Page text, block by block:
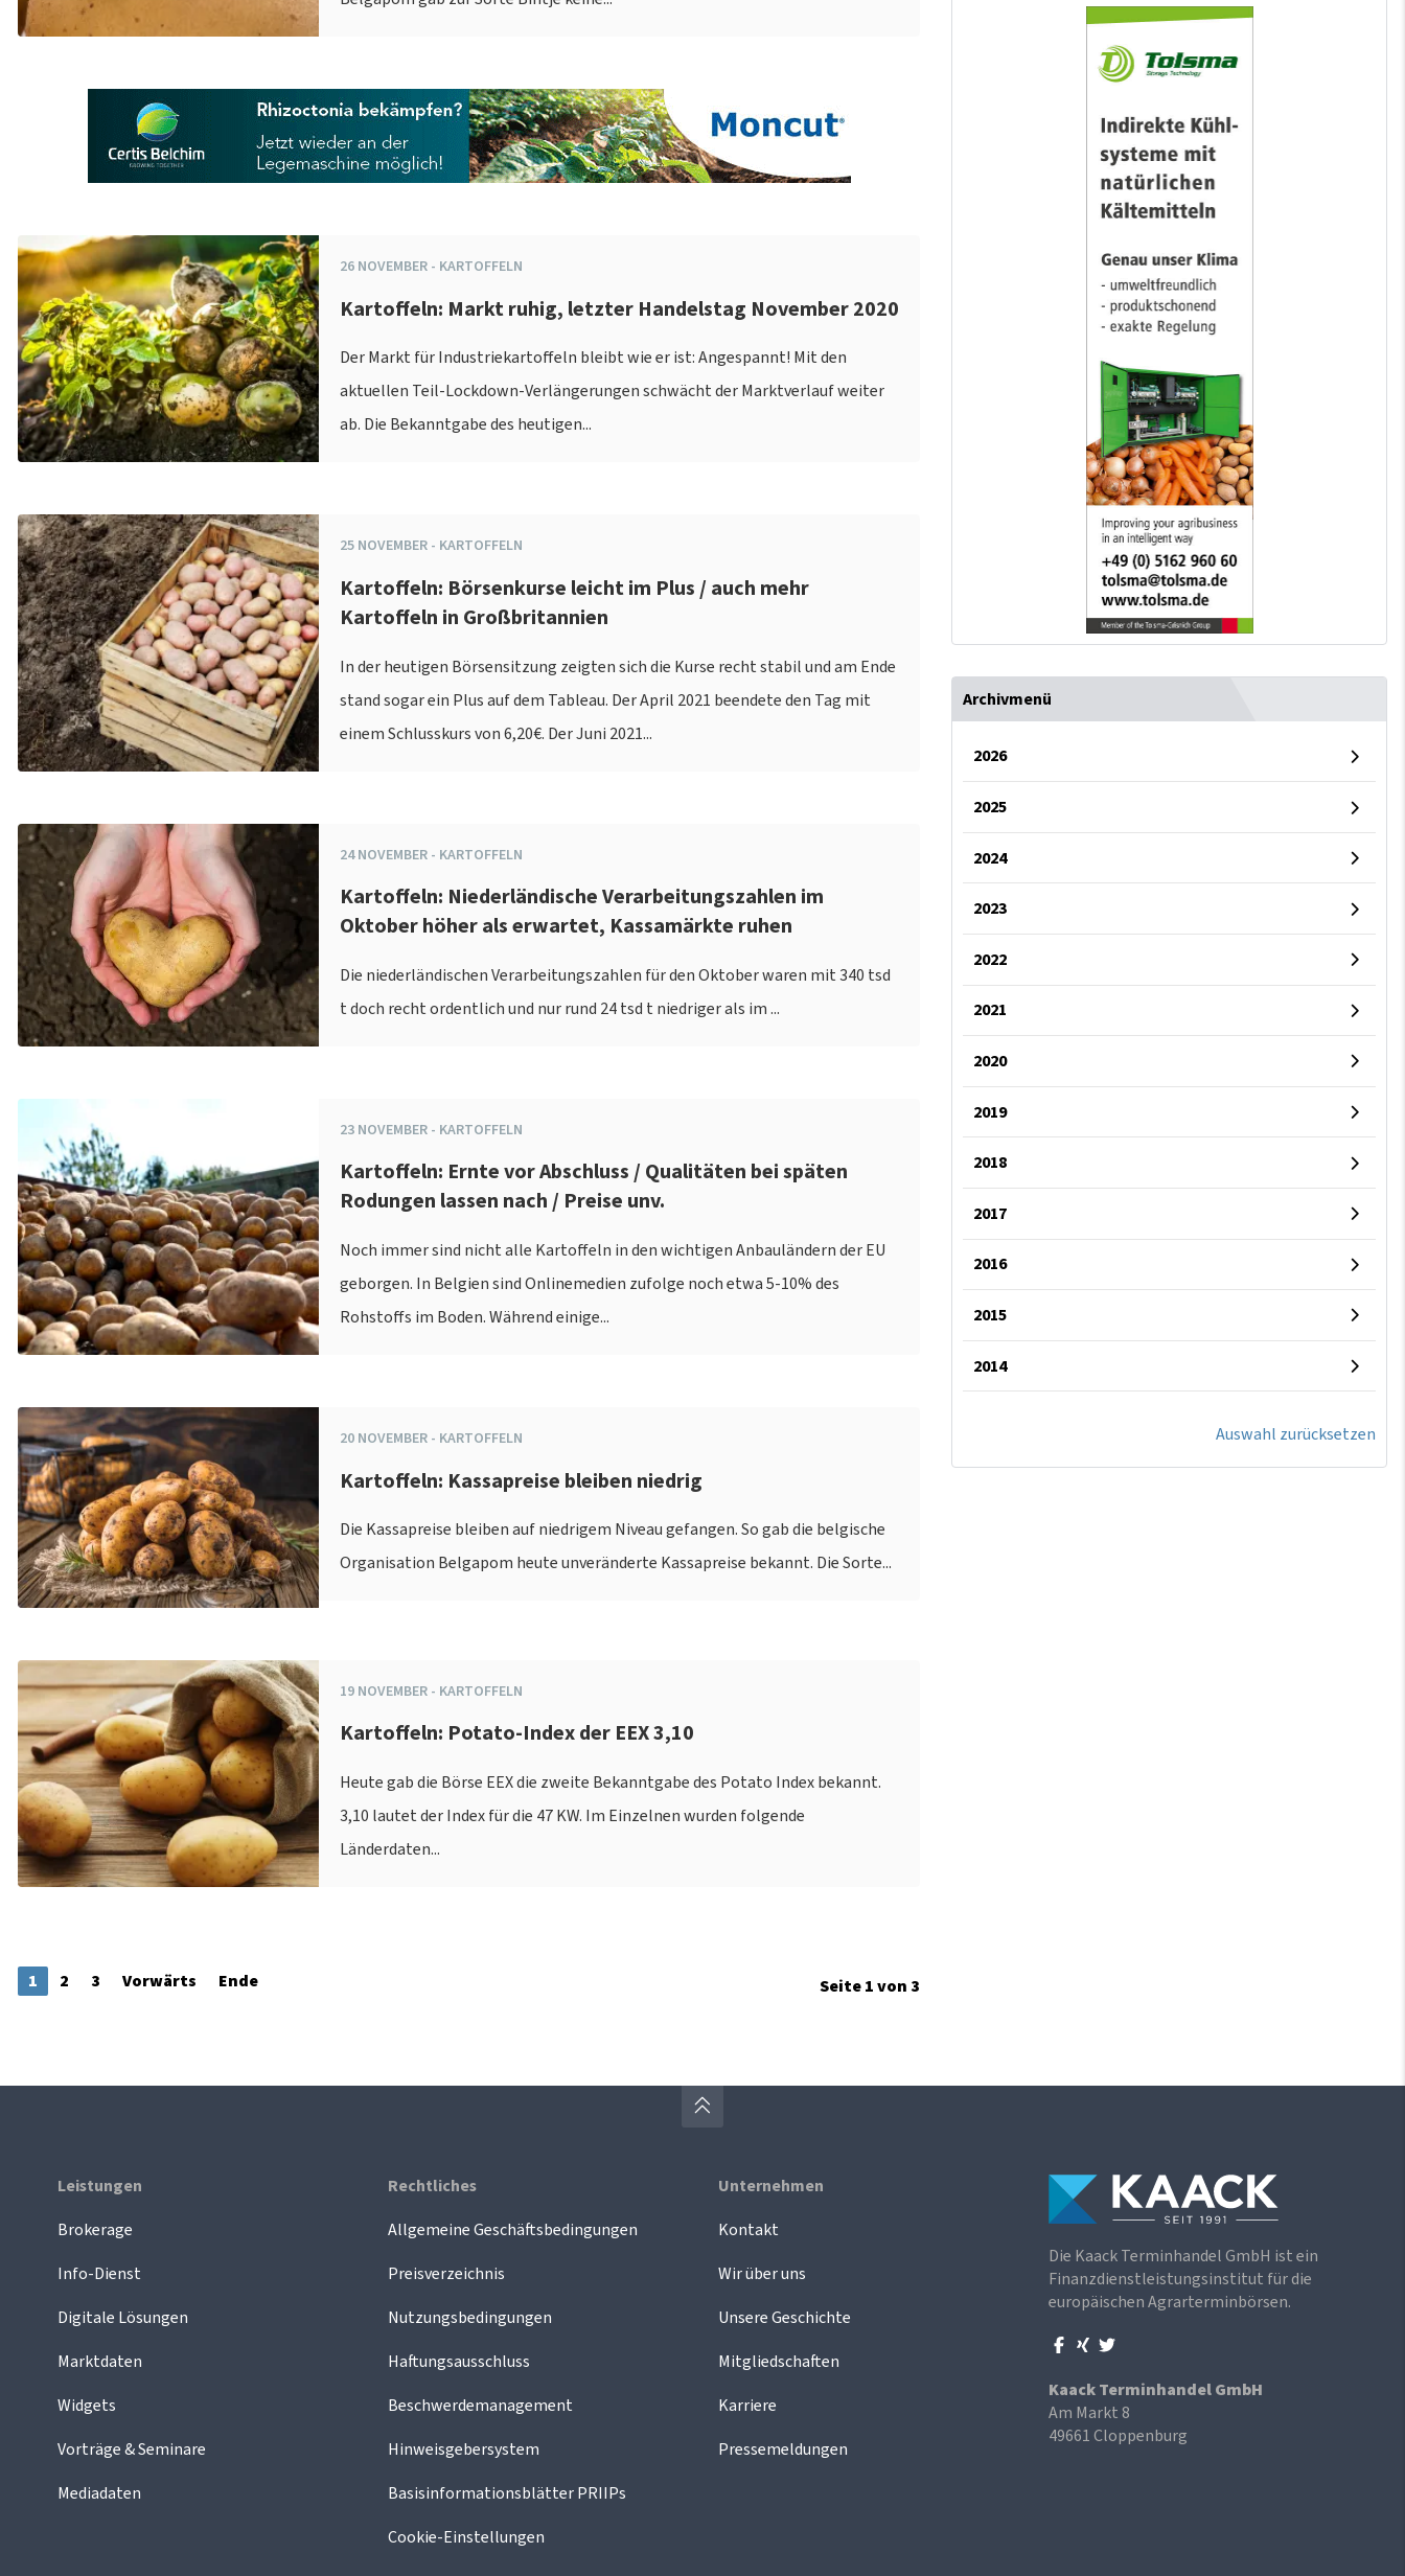
26 NOVEMBER- KARTOFFELN
Kartoffeln: Markt ruhig, letzter Handelstag November 2020
Der Markt für Industriekartoffeln bleibt wie er ist: Angespannt! Mit den
aktuellen Teil-Lockdown-Verlängerungen schwächt der Marktverlauf weiter
ab. Die Bekanntgabe des heutigen...
25 NOVEMBER- KARTOFFELN
Kartoffeln: Börsenkurse leicht im Plus / auch mehr
Kartoffeln in Großbritannien
In der heutigen Börsensitzung zeigten sich die Kurse recht stabil und am Ende
stand sogar ein Plus auf dem Tableau. Der April 2021 beendete den Tag mit
einem Schlusskurs von 6,20€. Der Juni 2021...
24 NOVEMBER- KARTOFFELN
Kartoffeln: Niederländische Verarbeitungszahlen im
Oktober höher als erwartet, Kassamärkte ruhen
Die niederländischen Verarbeitungszahlen für den Oktober waren mit 340 tsd
t doch recht ordentlich und nur rund 24 tsd t niedriger als im ...
23 NOVEMBER- KARTOFFELN
Kartoffeln: Ernte vor Abschluss / Qualitäten bei späten
Rodungen lassen nach / Preise unv.
Noch immer sind nicht alle Kartoffeln in den wichtigen Anbauländern der EU
geborgen. In Belgien sind Onlinemedien zufolge noch etwa 5-10% des
Rohstoffs im Boden. Während einige...
20 NOVEMBER- KARTOFFELN
Kartoffeln: Kassapreise bleiben niedrig
Die Kassapreise bleiben auf niedrigem Niveau gefangen. So gab die belgische
Organisation Belgapom heute unveränderte Kassapreise bekannt. Die Sorte...
19 NOVEMBER- KARTOFFELN
Kartoffeln: Potato-Index der EEX 3,10
Heute gab die Börse EEX die zweite Bekanntgabe des Potato Index bekannt.
3,10 lautet der Index für die 47 KW. Im Einzelnen wurden folgende
Länderdaten...
Seite 1 von 3
1 2 3 Vorwärts Ende
Archivmenü
2026
2025
2024
2023
2022
2021
2020
2019
2018
2017
2016
2015
2014
Auswahl zurücksetzen
Leistungen
Brokerage
Info-Dienst
Digitale Lösungen
Marktdaten
Widgets
Vorträge & Seminare
Mediadaten
Rechtliches
Allgemeine Geschäftsbedingungen
Preisverzeichnis
Nutzungsbedingungen
Haftungsausschluss
Beschwerdemanagement
Hinweisgebersystem
Basisinformationsblätter PRIIPs
Cookie-Einstellungen
Unternehmen
Kontakt
Wir über uns
Unsere Geschichte
Mitgliedschaften
Karriere
Pressemeldungen
Die Kaack Terminhandel GmbH ist ein
Finanzdienstleistungsinstitut für die
europäischen Agrarterminbörsen.
Kaack Terminhandel GmbH
Am Markt 8
49661 Cloppenburg